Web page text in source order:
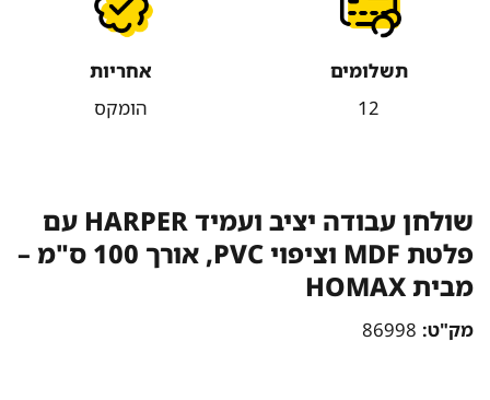
תשלומים
12
אחריות
הומקס
שולחן עבודה יציב ועמיד HARPER עם
פלטת MDF וציפוי PVC, אורך 100 ס"מ –
מבית HOMAX
מק"ט:86998